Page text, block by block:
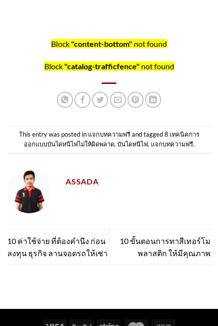
Block "content-bottom" not found
Block "catalog-trafficfence" not found
This entry was posted in แจกบทความฟรีand tagged8 เทคนิคการ
ออกแบบบันไดหนีไฟไม่ให้ผิดพลาด,บันไดหนีไฟ, แจกบทความฟรี.
ASSADA
10 ค่าใช้จ่าย ที่ต้องคำนึง ก่อน
ลงทุน ธุรกิจ ลานจอดรถให้เช่า
10 ขั้นตอนการทาสีเทอร์โม
พลาสติก ให้มีคุณภาพ